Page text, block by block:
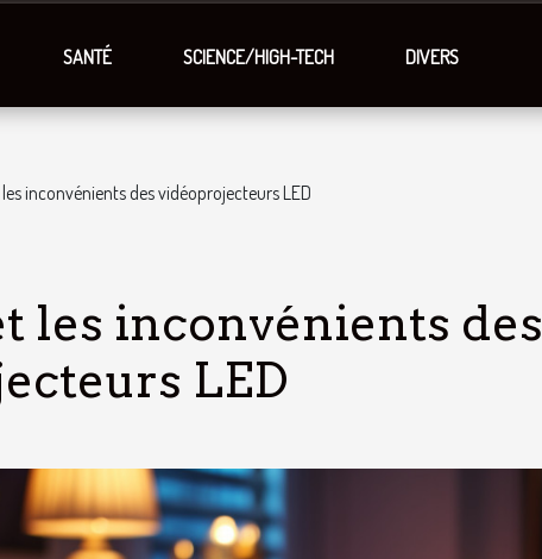
SANTÉ SCIENCE/HIGH-TECH DIVERS
les inconvénients des vidéoprojecteurs LED
les inconvénients des
LED